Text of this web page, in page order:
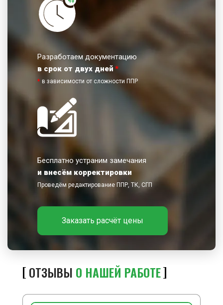
Разработаем документацию
в срок от двух дней *
* в зависимости от сложности ППР
Бесплатно устраним замечания
и внесём корректировки
Проведём редактирование ППР, ТК, СГП
Заказать расчёт цены
ОТЗЫВЫ О НАШЕЙ РАБОТЕ